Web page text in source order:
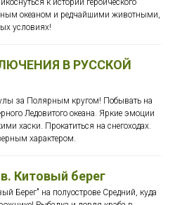
к истории героического
океаном и редчайшими животными,
условиях!
В РУССКОЙ
за Полярным кругом! Побывать на
Ледовитого океана. Яркие эмоции
хаски. Прокатиться на снегоходах.
характером.
Китовый берег
Берег" на полуострове Средний, куда